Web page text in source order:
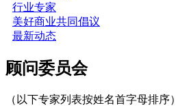
行业专家
美好商业共同倡议
最新动态
顾问委员会
（以下专家列表按姓名首字母排序）